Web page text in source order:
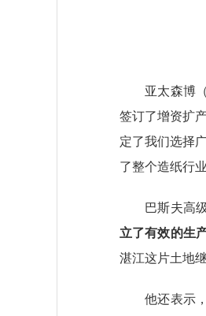
亚太森博（
签订了增资扩
定了我们选择
了整个造纸行
巴斯夫高级
立了有效的生
湛江这片土地
他还表示，